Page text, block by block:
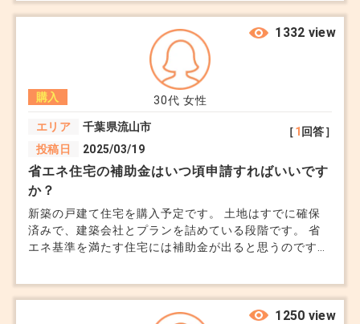
な場所で、数年以内に旦那の地元に引っ越す予定です。
わたしは今の住まいの守谷市の方が心地よさを感じてい
ます。私の地元ではないですが、正直離れがたいので
す。 メリットが知れれば少しは気がまぎれると思うの
で地域に詳しい方、お願いいたします。
30代 女性
購入
エリア
千葉県流山市
投稿日
2025/03/19
［1 回答］
1332 view
省エネ住宅の補助金はいつ頃申請すればいいです
か？
新築の戸建て住宅を購入予定です。 土地はすでに確保
済みで、建築会社とプランを詰めている段階です。 省
エネ基準を満たす住宅には補助金が出ると思うのです
れとも自分で行いますか？
1250 view